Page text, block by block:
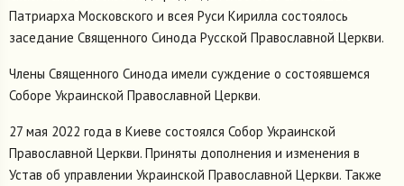
Патриарха Московского и всея Руси Кирилла состоялось
заседание Священного Синода Русской Православной Церкви.
Члены Священного Синода имели суждение о состоявшемся
Соборе Украинской Православной Церкви.
27 мая 2022 года в Киеве состоялся Собор Украинской
Православной Церкви. Приняты дополнения и изменения в
Устав об управлении Украинской Православной Церкви. Также